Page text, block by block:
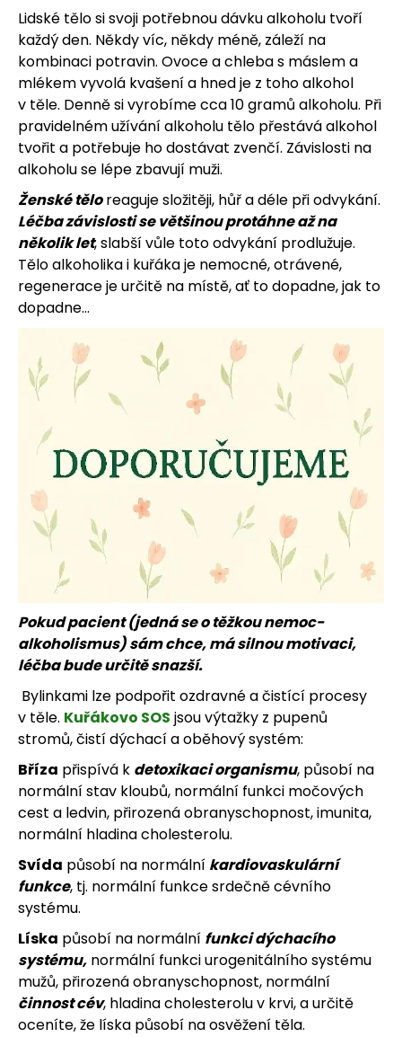
Lidské tělo si svoji potřebnou dávku alkoholu tvoří
každý den. Někdy víc, někdy méně, záleží na
kombinaci potravin. Ovoce a chleba s máslem a
mlékem vyvolá kvašení a hned je z toho alkohol
v těle. Denně si vyrobíme cca 10 gramů alkoholu. Při
pravidelném užívání alkoholu tělo přestává alkohol
tvořit a potřebuje ho dostávat zvenčí. Závislosti na
alkoholu se lépe zbavují muži.
Ženské těloreaguje složitěji, hůř a déle při odvykání.
Léčba závislosti se většinou protáhne až na
několik let, slabší vůle toto odvykání prodlužuje.
Tělo alkoholika i kuřáka je nemocné, otrávené,
regenerace je určitě na místě, ať to dopadne, jak to
dopadne…
Pokud pacient (jedná se o těžkou nemoc-
alkoholismus) sám chce, má silnou motivaci,
léčba bude určitě snazší.
Bylinkami lze podpořit ozdravné a čistící procesy
v těle. Kuřákovo SOS jsou výtažky z pupenů
stromů, čistí dýchací a oběhový systém:
Bříza přispívá k detoxikaci organismu, působí na
normální stav kloubů, normální funkci močových
cest a ledvin, přirozená obranyschopnost, imunita,
normální hladina cholesterolu.
Svída působí na normální kardiovaskulární
funkce, tj. normální funkce srdečně cévního
systému.
Líska působí na normální funkci dýchacího
systému, normální funkci urogenitálního systému
mužů, přirozená obranyschopnost, normální
činnost cév, hladina cholesterolu v krvi, a určitě
oceníte, že líska působí na osvěžení těla.
D
o
p
o
r
u
č
u
j
e
m